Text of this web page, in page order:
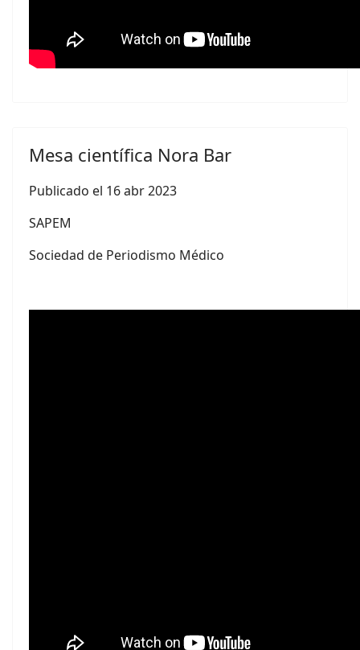
Mesa científica Nora Bar
Publicado el 16 abr 2023
SAPEM
Sociedad de Periodismo Médico